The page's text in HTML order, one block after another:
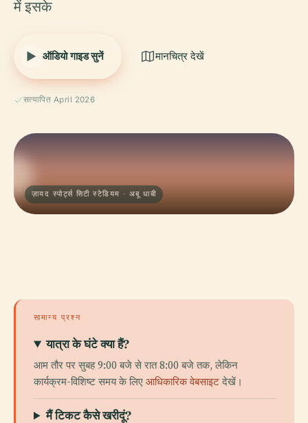
में इसके
ऑडियो गाइड सुनें मानचित्र देखें
सत्यापित April 2026
ज़ायद स्पोर्ट्स सिटी स्टेडियम · अबू धाबी
सामान्य प्रश्न
यात्रा के घंटे क्या हैं?
आम तौर पर सुबह 9:00 बजे से रात 8:00 बजे तक, लेकिन
कार्यक्रम-विशिष्ट समय के लिएआधिकारिक वेबसाइटदेखें।
मैं टिकट कैसे खरीदूं?